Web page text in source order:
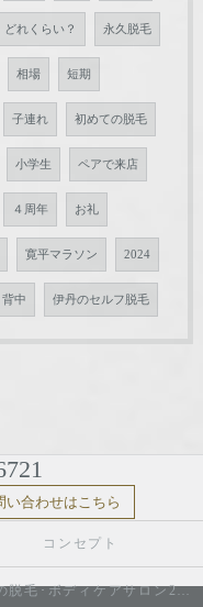
どれくらい？ 永久脱毛
相場 短期
子連れ 初めての脱毛
小学生 ペアで来店
４周年 お礼
寛平マラソン 2024
背中 伊丹のセルフ脱毛
い合わせはこちら
コンセプト
伊丹の脱毛･ボディケアサロン2do1セルフ脱毛とタイ古式のお店の評判